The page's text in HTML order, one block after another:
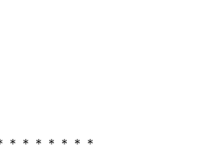
＊＊＊＊＊＊＊